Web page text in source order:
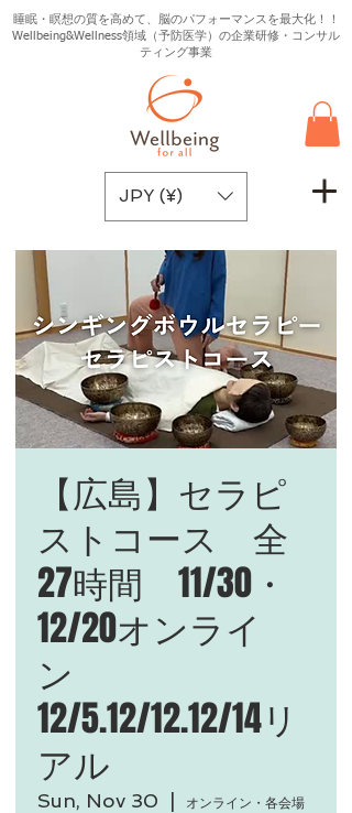
睡眠・瞑想の質を高めて、脳のパフォーマンスを最大化！！
Wellbeing&Wellness領域（予防医学）の企業研修・コンサル
ティング事業
JPY (¥)
【広島】セラピ
ストコース 全
27時間 11/30・
12/20オンライ
ン
12/5.12/12.12/14リ
アル
Sun, Nov 30
  |
オンライン・各会場